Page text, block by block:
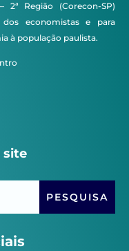
Região (Corecon-SP)
economistas e para
à população paulista.
site